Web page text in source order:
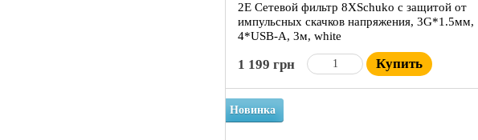
2E Сетевой фильтр 8XSchuko с защитой от
импульсных скачков напряжения, 3G*1.5мм,
4*USB-A, 3м, white
1 199 грн Купить
Новинка